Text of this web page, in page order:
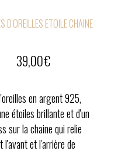
D'OREILLES ETOILE CHAINE
39,00€
en argent 925,
étoiles brillante et d'un
sur la chaine qui relie
l'avant et l'arrière de